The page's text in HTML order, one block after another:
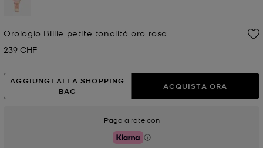
Orologio Billie petite tonalità oro rosa
Prezzo attuale
239 CHF
AGGIUNGI ALLA SHOPPING
BAG
ACQUISTA ORA
Paga a rate con
Klarna